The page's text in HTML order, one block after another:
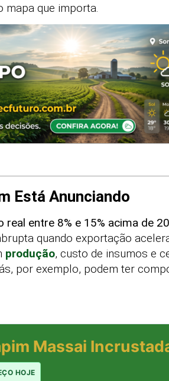
mapa que importa.
Está Anunciando
entre 8% e 15% acima de
quando exportação
produção, custo de insumos e
por exemplo, podem ter
Massai
HOJE